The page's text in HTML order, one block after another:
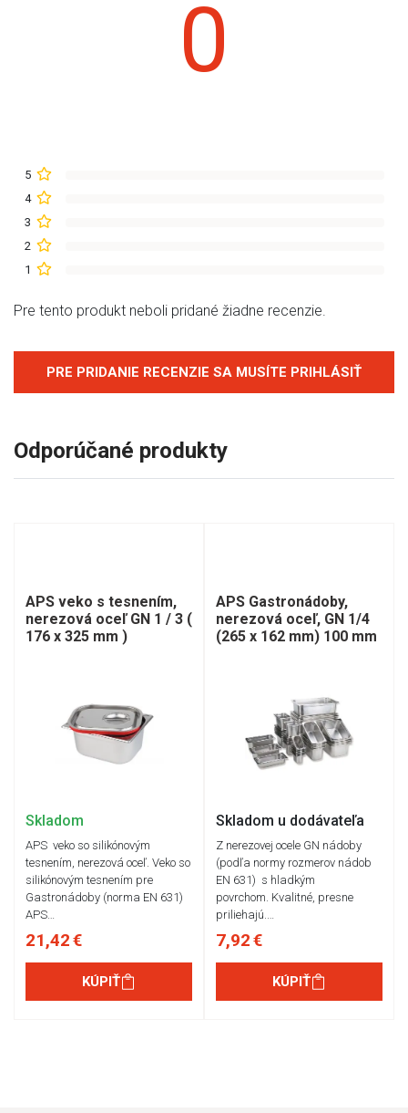
0
5
4
3
2
1
Pre tento produkt neboli pridané žiadne recenzie.
PRE PRIDANIE RECENZIE SA MUSÍTE PRIHLÁSIŤ
Odporúčané produkty
APS veko s tesnením,
nerezová oceľ GN 1 / 3 (
176 x 325 mm )
Skladom
APS veko so silikónovým
tesnením, nerezová oceľ. Veko so
silikónovým tesnením pre
Gastronádoby (norma EN 631)
APS…
21,42 €
KÚPIŤ
APS Gastronádoby,
nerezová oceľ, GN 1/4
(265 x 162 mm) 100 mm
Skladom u dodávateľa
Z nerezovej ocele GN nádoby
(podľa normy rozmerov nádob
EN 631) s hladkým
povrchom. Kvalitné, presne
priliehajú.…
7,92 €
KÚPIŤ